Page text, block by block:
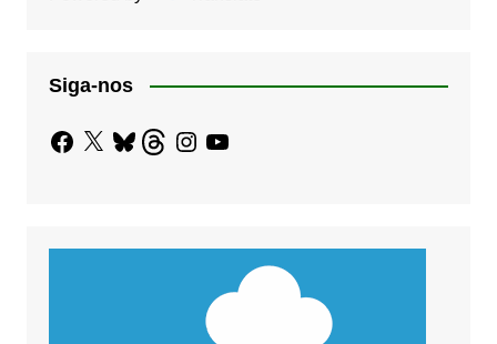
Siga-nos
Facebook
X BlueskyThreadsInstagram
YouTube